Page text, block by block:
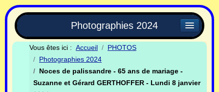
Photographies 2024
Vous êtes ici : Accueil
PHOTOS
Photographies 2024
Noces de palissandre - 65 ans de mariage -
Suzanne et Gérard GERTHOFFER - Lundi 8 janvier